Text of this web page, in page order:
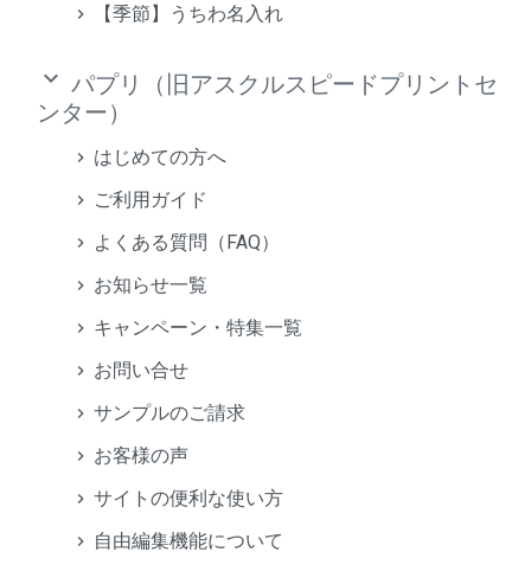
【季節】うちわ名入れ
keyboard_arrow_down パプリ（旧アスクルスピードプリントセ
ンター）
はじめての方へ
ご利用ガイド
よくある質問（FAQ）
お知らせ一覧
キャンペーン・特集一覧
お問い合せ
サンプルのご請求
お客様の声
サイトの便利な使い方
自由編集機能について